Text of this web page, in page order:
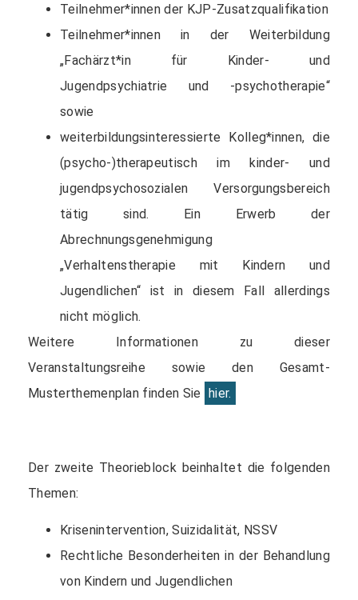
Teilnehmer*innen der KJP-Zusatzqualifikation
Teilnehmer*innen in der Weiterbildung
„Fachärzt*in für Kinder- und
Jugendpsychiatrie und -psychotherapie“
sowie
weiterbildungsinteressierte Kolleg*innen, die
(psycho-)therapeutisch im kinder- und
jugendpsychosozialen Versorgungsbereich
tätig sind. Ein Erwerb der
Abrechnungsgenehmigung
„Verhaltenstherapie mit Kindern und
Jugendlichen“ ist in diesem Fall allerdings
nicht möglich.
Weitere Informationen zu dieser
Veranstaltungsreihe sowie den Gesamt-
Musterthemenplan finden Sie hier.
Der zweite Theorieblock beinhaltet die folgenden
Themen:
Krisenintervention, Suizidalität, NSSV
Rechtliche Besonderheiten in der Behandlung
von Kindern und Jugendlichen